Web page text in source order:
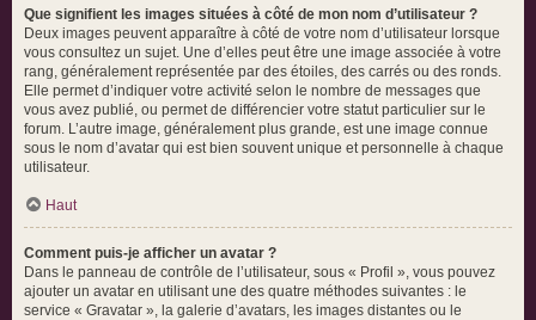
Que signifient les images situées à côté de mon nom d’utilisateur ?
Deux images peuvent apparaître à côté de votre nom d’utilisateur lorsque
vous consultez un sujet. Une d’elles peut être une image associée à votre
rang, généralement représentée par des étoiles, des carrés ou des ronds.
Elle permet d’indiquer votre activité selon le nombre de messages que
vous avez publié, ou permet de différencier votre statut particulier sur le
forum. L’autre image, généralement plus grande, est une image connue
sous le nom d’avatar qui est bien souvent unique et personnelle à chaque
utilisateur.
Haut
Comment puis-je afficher un avatar ?
Dans le panneau de contrôle de l’utilisateur, sous « Profil », vous pouvez
ajouter un avatar en utilisant une des quatre méthodes suivantes : le
service « Gravatar », la galerie d’avatars, les images distantes ou le